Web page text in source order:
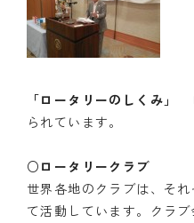
「ロータリーのしくみ」
られています。
○ロータリークラブ
世界各地のクラブは、そ
て活動しています。クラブ